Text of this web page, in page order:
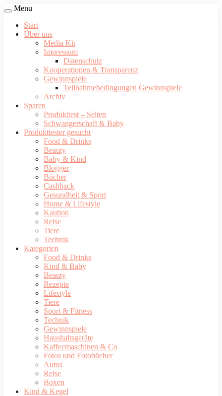
Menu
Start
Über uns
Media Kit
Impressum
Datenschutz
Kooperationen & Transparenz
Gewinnspiele
Teilnahmebedingungen Gewinnspiele
Archiv
Sparen
Produkttest – Seiten
Schwangerschaft & Baby
Produkttester gesucht
Food & Drinks
Beauty
Baby & Kind
Blogger
Bücher
Cashback
Gesundheit & Sport
Home & Lifestyle
Kaution
Reise
Tiere
Technik
Kategorien
Food & Drinks
Kind & Baby
Beauty
Rezepte
Lifestyle
Tiere
Sport & Fitness
Technik
Gewinnspiele
Haushaltsgeräte
Kaffeemaschinen & Co
Fotos und Fotobücher
Autos
Reise
Boxen
Kind & Kegel